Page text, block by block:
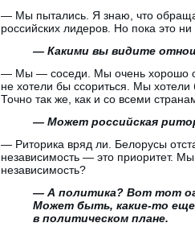
— Мы пытались. Я знаю, что
российских лидеров. Но пока это
— Какими вы видите
— Мы — соседи. Мы очень хорошо
не хотели бы ссориться. Мы
Точно так же, как и со всеми
— Может российская
— Риторика вряд ли. Белорусы
независимость — это приоритет.
независимость?
— А политика? Вот тот
Может быть, какие-то еще
в политическом плане.